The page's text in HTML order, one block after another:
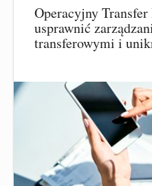
Operacyjny
usprawnić
transferowymi i